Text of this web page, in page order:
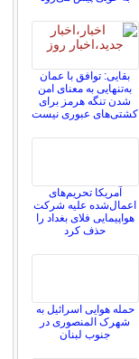
بقایی: توافق با عمان
به‌تنهایی به معنای امن
شدن تنگه هرمز برای
کشتی‌های عبوری نیست
آمریکا تحریم‌های
اعمال‌شده علیه شرکت
هواپیمایی فلای بغداد را
حذف کرد
حمله هوایی اسرائیل به
شهرک المنصوری در
جنوب لبنان